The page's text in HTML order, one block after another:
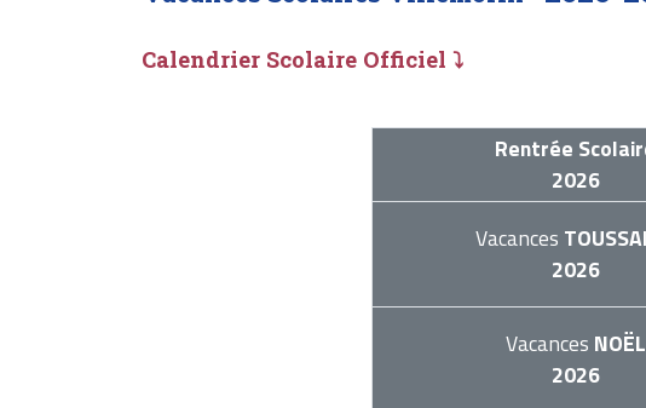
Calendrier Scolaire Officiel ⤵
Rentrée
2026
Vacances
2026
Vacances NOËL
2026